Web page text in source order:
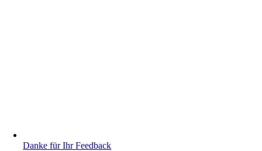
Danke für Ihr Feedback